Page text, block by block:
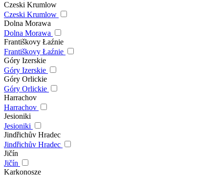
Czeski Krumlow
Czeski Krumlow
Dolna Morawa
Dolna Morawa
Františkovy Łaźnie
Františkovy Łaźnie
Góry Izerskie
Góry Izerskie
Góry Orlickie
Góry Orlickie
Harrachov
Harrachov
Jesioniki
Jesioniki
Jindřichův Hradec
Jindřichův Hradec
Jičín
Jičín
Karkonosze